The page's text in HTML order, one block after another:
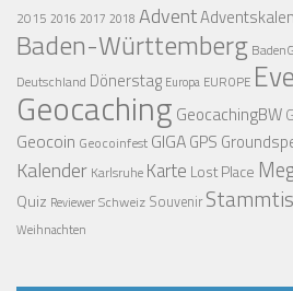
2015 2016 2017 2018 Advent
Baden-Württemberg
Deutschland Dönerstag Europa EUROPE
Geocaching GeocachingBW
Geocoin Geocoinfest GIGAGPS
Kalender Karlsruhe Karte Lost Place
Quiz ReviewerSchweiz Souvenir
Weihnachten